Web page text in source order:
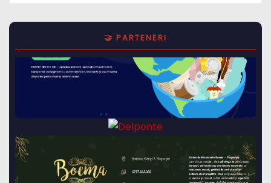
🤝 PARTENERI